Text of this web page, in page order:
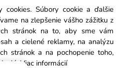
mieru
cookies. Súbory cookie a ďalšie
na zlepšenie vášho zážitku z
stránok na to, aby sme vám
a cielené reklamy, na analýzu
stránok a na pochopenie toho,
Viac informácií